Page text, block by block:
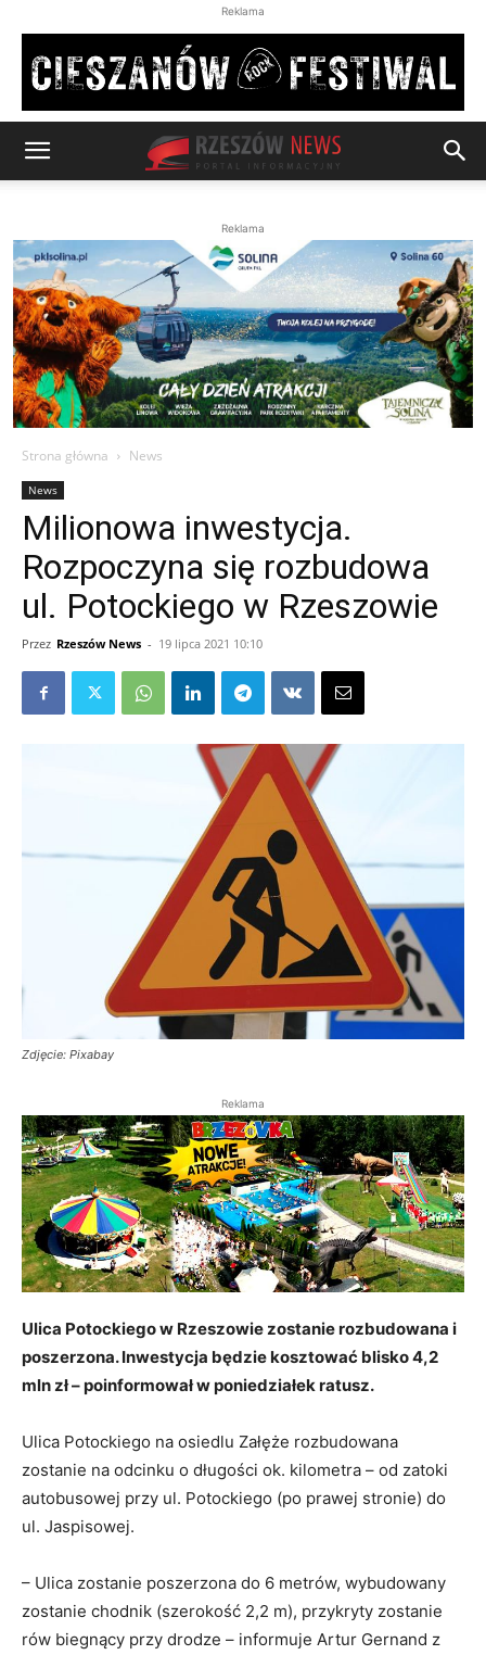
Reklama
Reklama
Strona główna News
News
Milionowa inwestycja.
Rozpoczyna się rozbudowa
ul. Potockiego w Rzeszowie
Przez Rzeszów News - 19 lipca 2021 10:10
Zdjęcie: Pixabay
Reklama
Ulica Potockiego w Rzeszowie zostanie rozbudowana i
poszerzona. Inwestycja będzie kosztować blisko 4,2
mln zł – poinformował w poniedziałek ratusz.
Ulica Potockiego na osiedlu Załęże rozbudowana
zostanie na odcinku o długości ok. kilometra – od zatoki
autobusowej przy ul. Potockiego (po prawej stronie) do
ul. Jaspisowej.
– Ulica zostanie poszerzona do 6 metrów, wybudowany
zostanie chodnik (szerokość 2,2 m), przykryty zostanie
rów biegnący przy drodze – informuje Artur Gernand z